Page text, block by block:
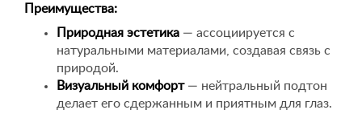
Преимущества:
Природная эстетика — ассоциируется с
натуральными материалами, создавая связь с
природой.
Визуальный комфорт— нейтральный подтон
делает его сдержанным и приятным для глаз.